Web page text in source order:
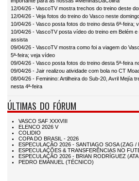
12/04/26 - VascoTV mostra trechos do treino deste
12/04/26 - Veja fotos do treino do Vasco neste
10/04/26 - Vasco posta fotos do treino desta 6ª-feira;
10/04/26 - VascoTV posta vídeo do treino em Belém
assista
09/04/26 - VascoTV mostra como foi a viagem do
5ª-feira; veja vídeo
09/04/26 - Vasco posta fotos do treino desta 5ª-feira
09/04/26 - Jair realizou atividade com bola no CT
08/04/26 - Feminino: Artilheira do Sub-20, Avril Mejía
nesta 4ª-feira
ÚLTIMAS DO FÓRUM